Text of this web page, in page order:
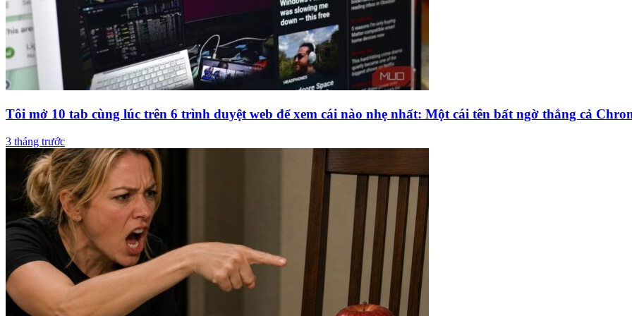
Tôi mở 10 tab cùng lúc trên 6 trình duyệt web để xem cái nào nhẹ nhất: Một cái tên bất ngờ thắng cả
3 tháng trước